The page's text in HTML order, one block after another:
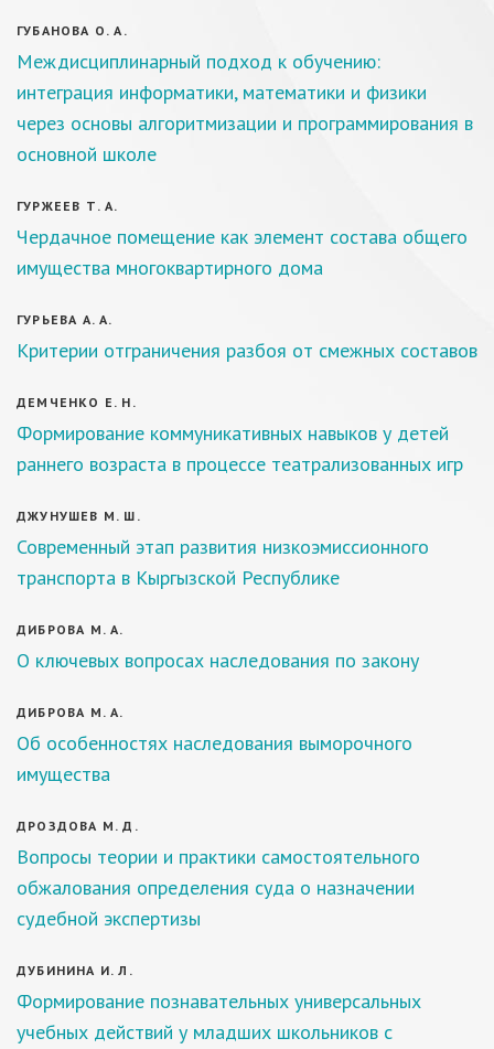
ГУБАНОВА О. А.
Междисциплинарный подход к обучению:
интеграция информатики, математики и физики
через основы алгоритмизации и программирования в
основной школе
ГУРЖЕЕВ Т. А.
Чердачное помещение как элемент состава общего
имущества многоквартирного дома
ГУРЬЕВА А. А.
Критерии отграничения разбоя от смежных составов
ДЕМЧЕНКО Е. Н.
Формирование коммуникативных навыков у детей
раннего возраста в процессе театрализованных игр
ДЖУНУШЕВ М. Ш.
Современный этап развития низкоэмиссионного
транспорта в Кыргызской Республике
ДИБРОВА М. А.
О ключевых вопросах наследования по закону
ДИБРОВА М. А.
Об особенностях наследования выморочного
имущества
ДРОЗДОВА М. Д.
Вопросы теории и практики самостоятельного
обжалования определения суда о назначении
судебной экспертизы
ДУБИНИНА И. Л.
Формирование познавательных универсальных
учебных действий у младших школьников с